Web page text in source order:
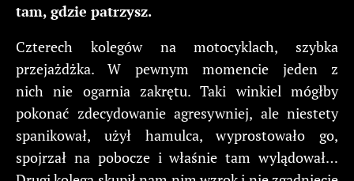
tam, gdzie patrzysz.
Czterech kolegów na motocyklach, szybka
przejażdżka. W pewnym momencie jeden z
nich nie ogarnia zakrętu. Taki winkiel mógłby
pokonać zdecydowanie agresywniej, ale niestety
spanikował, użył hamulca, wyprostowało go,
spojrzał na pobocze i właśnie tam wylądował…